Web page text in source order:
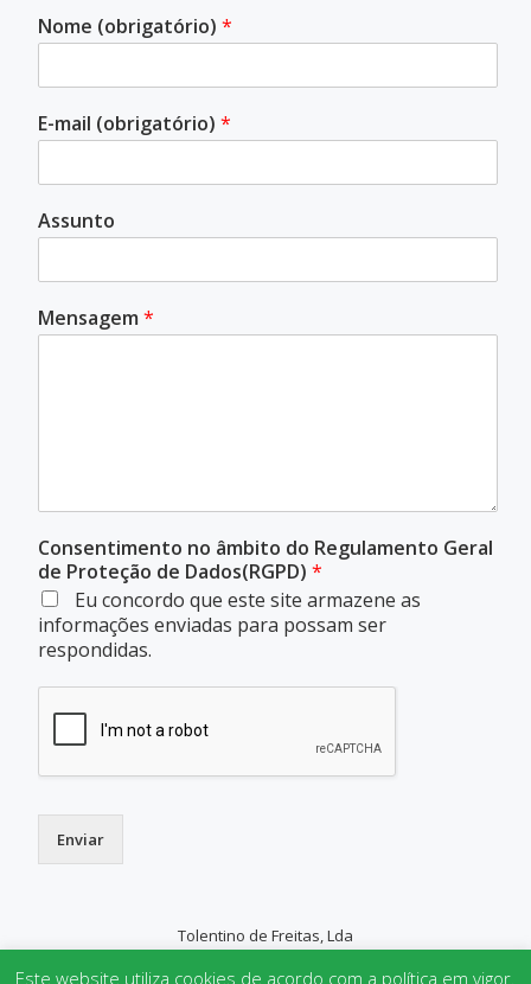
Nome (obrigatório) *
E-mail (obrigatório) *
Assunto
Mensagem *
Consentimento no âmbito do Regulamento Geral
de Proteção de Dados(RGPD) *
Eu concordo que este site armazene as
informações enviadas para possam ser
respondidas.
Enviar
Tolentino de Freitas, Lda
Este website utiliza cookies de acordo com a política em vigor.